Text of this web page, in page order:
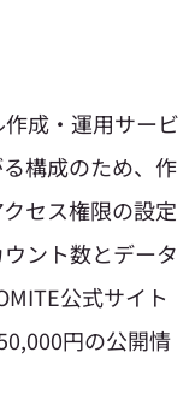
成・運用サービ
構成のため、作
セス権限の設定
ント数とデータ
公式サイト
円の公開情